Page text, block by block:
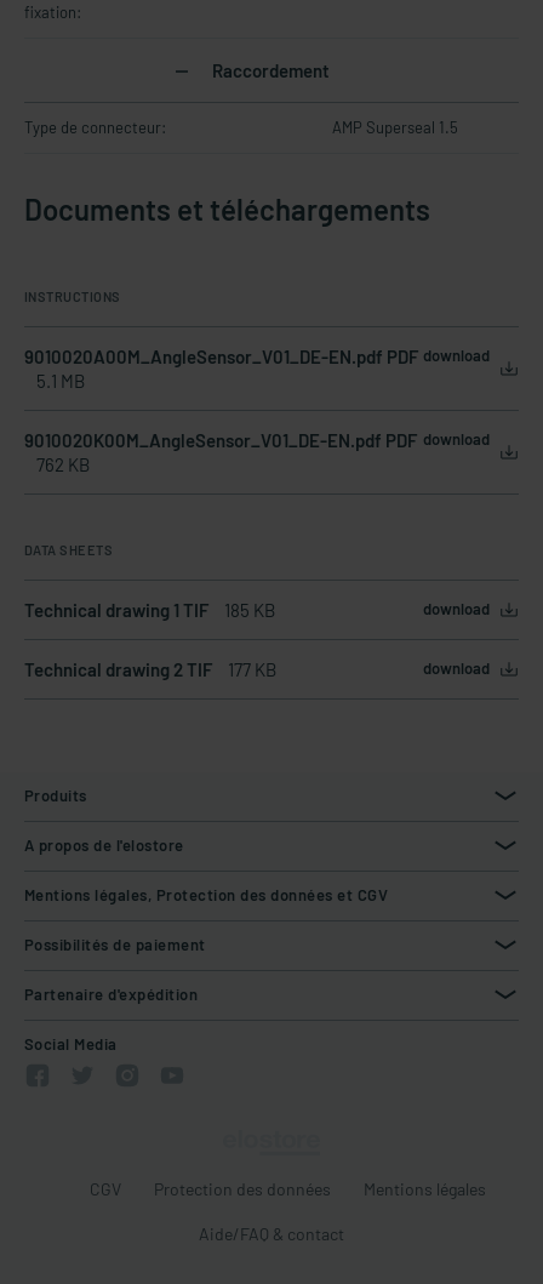
fixation:
Raccordement
Type de connecteur: AMP Superseal 1.5
Documents et téléchargements
INSTRUCTIONS
9010020A00M_AngleSensor_V01_DE-EN.pdf PDF
5.1 MB
download
9010020K00M_AngleSensor_V01_DE-EN.pdf PDF
762 KB
download
DATA SHEETS
Technical drawing 1 TIF 185 KB download
Technical drawing 2 TIF 177 KB download
Produits
A propos de l'elostore
Mentions légales, Protection des données et CGV
Possibilités de paiement
Partenaire d'expédition
Social Media
CGV Protection des données Mentions légales
Aide/FAQ & contact